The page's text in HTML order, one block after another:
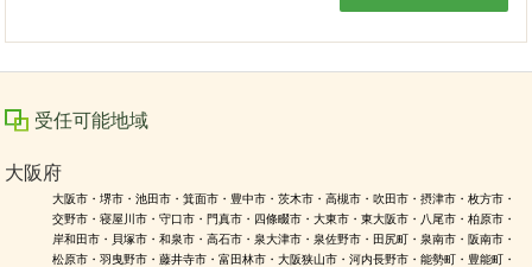
受任可能地域
大阪府
大阪市・堺市・池田市・箕面市・豊中市・茨木市・高槻市・吹田市・摂津市・枚方市・
交野市・寝屋川市・守口市・門真市・四條畷市・大東市・東大阪市・八尾市・柏原市・
岸和田市・貝塚市・和泉市・高石市・泉大津市・泉佐野市・田尻町・泉南市・阪南市・
松原市・羽曳野市・藤井寺市・富田林市・大阪狭山市・河内長野市・能勢町・豊能町・